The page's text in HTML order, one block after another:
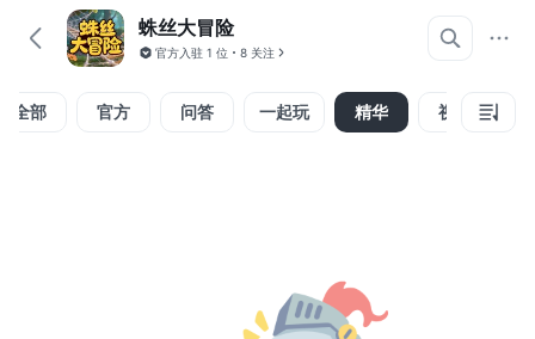
蛛丝大冒险
官方入驻 1 位 8 关注
全部 官方 问答 一起玩 精华 视频